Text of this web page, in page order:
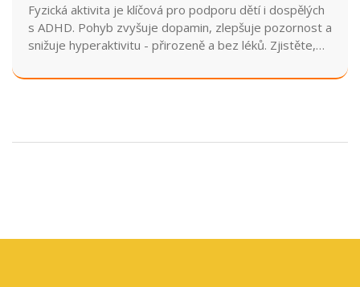
Fyzická aktivita je klíčová pro podporu dětí i dospělých
s ADHD. Pohyb zvyšuje dopamin, zlepšuje pozornost a
snižuje hyperaktivitu - přirozeně a bez léků. Zjistěte,
terapie.